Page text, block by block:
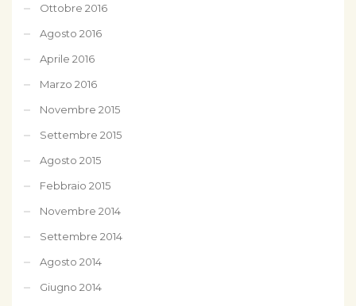
Ottobre 2016
Agosto 2016
Aprile 2016
Marzo 2016
Novembre 2015
Settembre 2015
Agosto 2015
Febbraio 2015
Novembre 2014
Settembre 2014
Agosto 2014
Giugno 2014